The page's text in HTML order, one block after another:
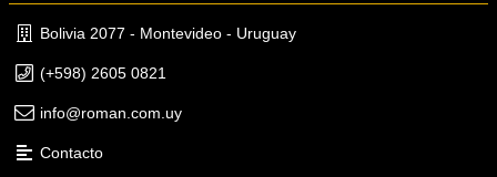
Bolivia 2077 - Montevideo - Uruguay
(+598) 2605 0821
info@roman.com.uy
Contacto